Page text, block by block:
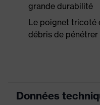
grande durabilité
Le poignet tricoté
débris de pénétrer
Données